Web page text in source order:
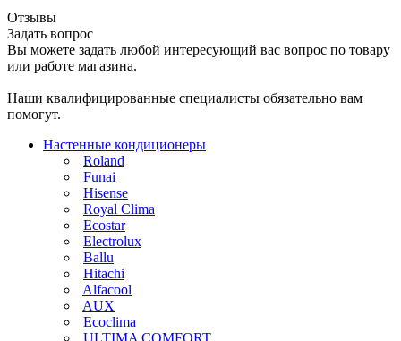
Отзывы
Задать вопрос
Вы можете задать любой интересующий вас вопрос по товару
или работе магазина.
Наши квалифицированные специалисты обязательно вам
помогут.
Настенные кондиционеры
Roland
Funai
Hisense
Royal Clima
Ecostar
Electrolux
Ballu
Hitachi
Alfacool
AUX
Ecoclima